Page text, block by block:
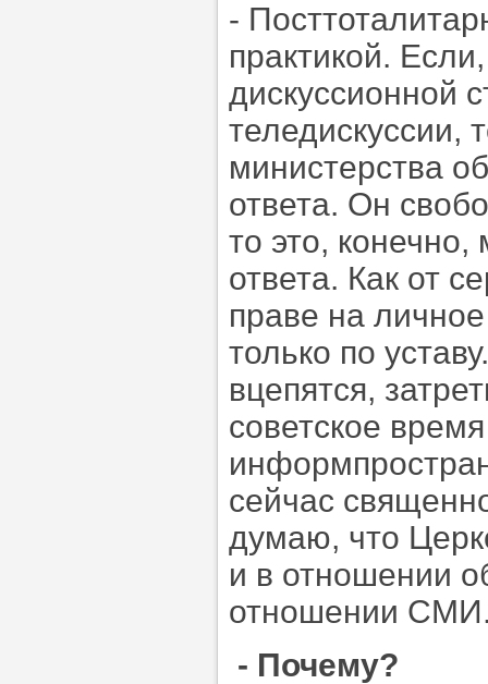
-
практикой.
дискуссионной
теледискуссии,
министерства
ответа. Он
то это,
ответа. Как от
праве на
только по
вцепятся,
советское
сейчас
думаю, что
и в отношении
отношении
- Почему?